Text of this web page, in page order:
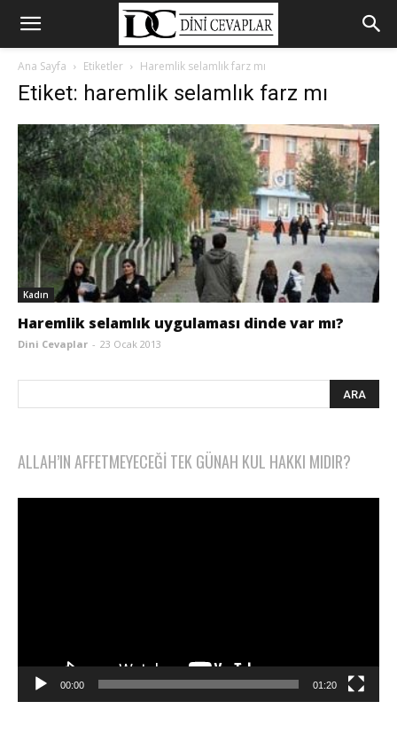
Ana Sayfa Etiketler Haremlik selamlık farz mı
Etiket: haremlik selamlık farz mı
Kadın
Haremlik selamlık uygulaması dinde var mı?
Dini Cevaplar - 23 Ocak 2013
ALLAH’IN AFFETMEYECEĞI TEK GÜNAH KUL HAKKI MIDIR?
00:00 01:20